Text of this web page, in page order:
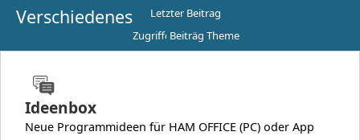
Verschiedenes
Letzter Beitrag
Zugriffe BeiträgeThemen
Ideenbox
Neue Programmideen für HAM OFFICE (PC) oder App